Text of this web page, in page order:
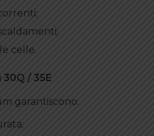
celle.
/ 35E
garantiscono: